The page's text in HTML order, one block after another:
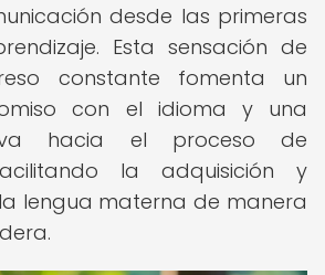
desde las primeras
Esta sensación de
constante fomenta un
con el idioma y una
hacia el proceso de
la adquisición y
lengua materna de manera